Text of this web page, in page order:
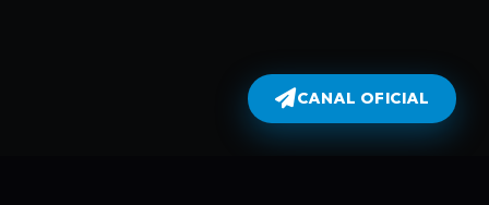
CANAL OFICIAL